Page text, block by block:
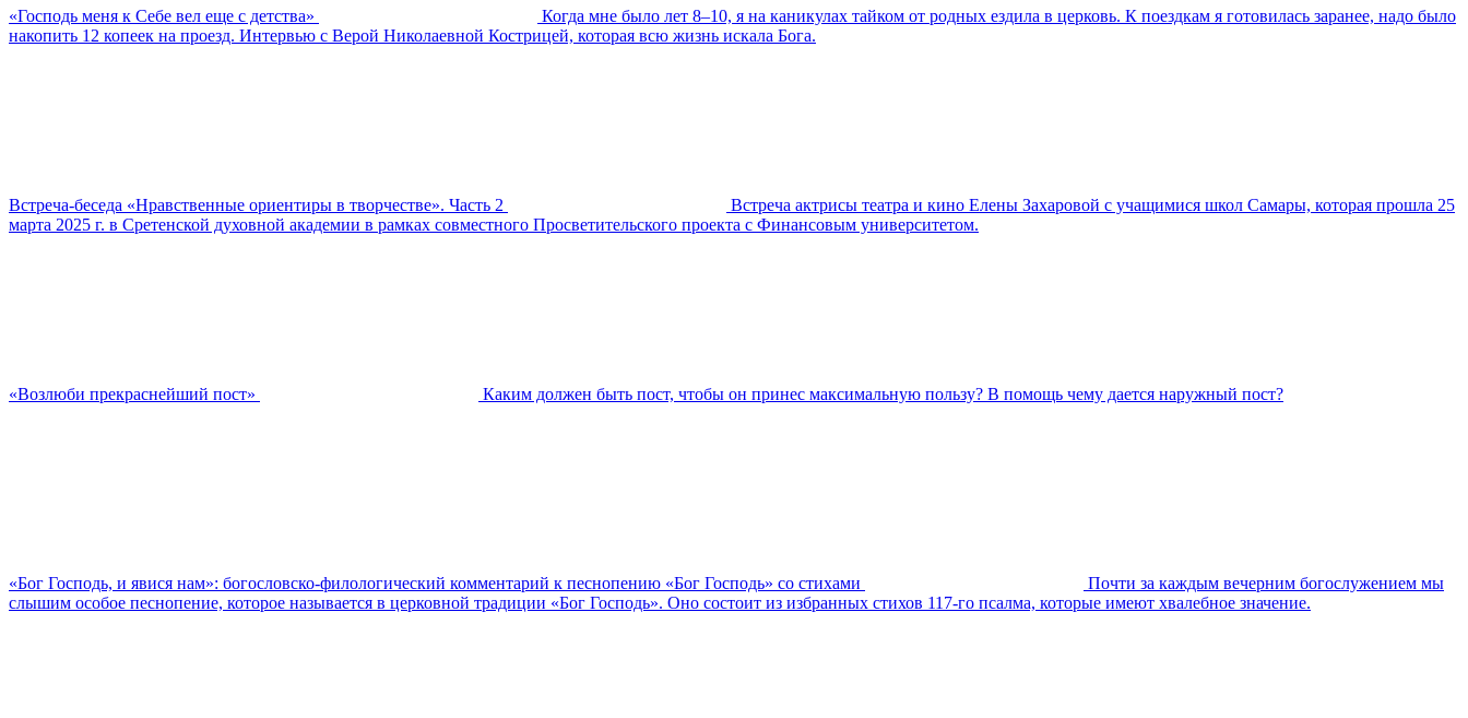
«Господь меня к Себе вел еще с детства»
Когда мне было лет 8–10, я на каникулах тайком от родных ездила в церковь. К поездкам я готовилась заранее, надо было
накопить 12 копеек на проезд. Интервью с Верой Николаевной Кострицей, которая всю жизнь искала Бога.
Встреча-беседа «Нравственные ориентиры в творчестве». Часть 2
Встреча актрисы театра и кино Елены Захаровой с учащимися школ Самары, которая прошла 25
марта 2025 г. в Сретенской духовной академии в рамках совместного Просветительского проекта с Финансовым университетом.
«Возлюби прекраснейший пост» Каким должен быть пост, чтобы он принес максимальную пользу? В помощь чему дается наружный пост?
«Бог Господь, и явися нам»: богословско-филологический комментарий к песнопению «Бог Господь» со стихами
Почти за каждым вечерним богослужением мы
слышим особое песнопение, которое называется в церковной традиции «Бог Господь». Оно состоит из избранных стихов 117-го псалма, которые имеют хвалебное значение.